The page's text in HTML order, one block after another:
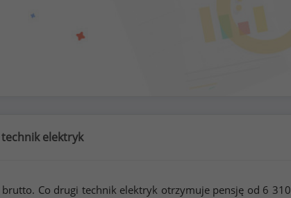
elektryk
brutto. Co drugi technik elektryk otrzymuje pensję od 6 310